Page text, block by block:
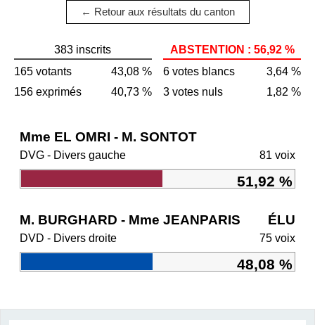
← Retour aux résultats du canton
383 inscrits
165 votants
43,08 %
156 exprimés
40,73 %
ABSTENTION : 56,92 %
6 votes blancs
3,64 %
3 votes nuls
1,82 %
Mme EL OMRI - M. SONTOT
DVG - Divers gauche 81 voix
51,92 %
M. BURGHARD - Mme JEANPARIS ÉLU
DVD - Divers droite 75 voix
48,08 %